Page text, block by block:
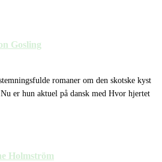
Gosling
romaner om den skotske kyst
er hun aktuel på dansk med Hvor hjertet
Holmström